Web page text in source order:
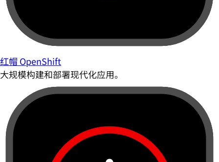
红帽 OpenShift
大规模构建和部署现代化应用。